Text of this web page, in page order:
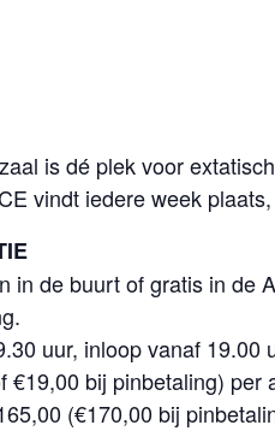
is dé plek voor
vindt iedere week
in de buurt of gratis in
uur, inloop vanaf 19.00
€19,00 bij pinbetaling) per
(€170,00 bij